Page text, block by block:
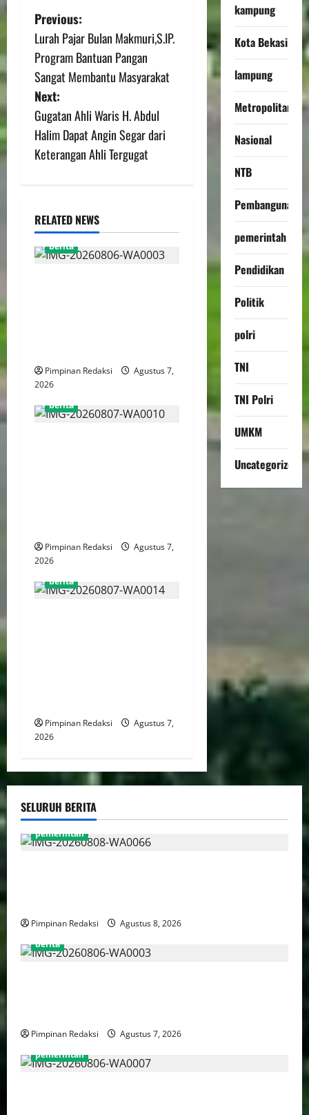
Previous:
Lurah Pajar Bulan Makmuri,S.IP.
Program Bantuan Pangan
Sangat Membantu Masyarakat
Next:
Gugatan Ahli Waris H. Abdul
Halim Dapat Angin Segar dari
Keterangan Ahli Tergugat
RELATED NEWS
berita
Pimpinan Redaksi
Agustus 7,
2026
berita
Pimpinan Redaksi
Agustus 7,
2026
berita
Pimpinan Redaksi
Agustus 7,
2026
kampung
Kota Bekasi
lampung
Metropolitan
Nasional
NTB
Pembangunan
pemerintah
Pendidikan
Politik
polri
TNI
TNI Polri
UMKM
Uncategorized
SELURUH BERITA
pemerintah
Pimpinan Redaksi
Agustus 8, 2026
berita
Pimpinan Redaksi
Agustus 7, 2026
pemerintah